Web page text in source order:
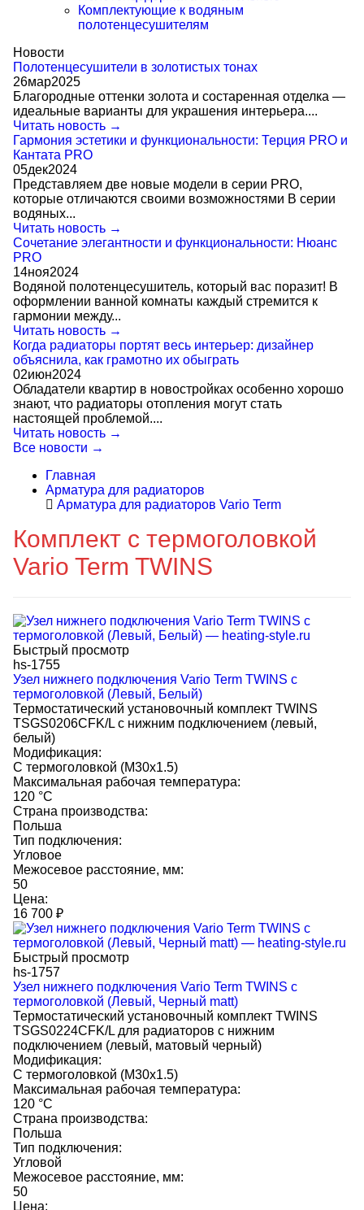
Комплектующие к водяным
полотенцесушителям
Новости
Полотенцесушители в золотистых тонах
26мар2025
Благородные оттенки золота и состаренная отделка —
идеальные варианты для украшения интерьера....
Читать новость →
Гармония эстетики и функциональности: Терция PRO и
Кантата PRO
05дек2024
Представляем две новые модели в серии PRO,
которые отличаются своими возможностями В серии
водяных...
Читать новость →
Сочетание элегантности и функциональности: Нюанс
PRO
14ноя2024
Водяной полотенцесушитель, который вас поразит! В
оформлении ванной комнаты каждый стремится к
гармонии между...
Читать новость →
Когда радиаторы портят весь интерьер: дизайнер
объяснила, как грамотно их обыграть
02июн2024
Обладатели квартир в новостройках особенно хорошо
знают, что радиаторы отопления могут стать
настоящей проблемой....
Читать новость →
Все новости →
Главная
Арматура для радиаторов
Арматура для радиаторов Vario Term
Комплект с термоголовкой
Vario Term TWINS
Быстрый просмотр
hs-1755
Узел нижнего подключения Vario Term TWINS с
термоголовкой (Левый, Белый)
Термостатический установочный комплект TWINS
TSGS0206CFK/L с нижним подключением (левый,
белый)
Модификация:
С термоголовкой (M30x1.5)
Максимальная рабочая температура:
120 °C
Страна производства:
Польша
Тип подключения:
Угловое
Межосевое расстояние, мм:
50
Цена:
16 700 ₽
Быстрый просмотр
hs-1757
Узел нижнего подключения Vario Term TWINS с
термоголовкой (Левый, Черный matt)
Термостатический установочный комплект TWINS
TSGS0224CFK/L для радиаторов с нижним
подключением (левый, матовый черный)
Модификация:
С термоголовкой (M30x1.5)
Максимальная рабочая температура:
120 °C
Страна производства:
Польша
Тип подключения:
Угловой
Межосевое расстояние, мм:
50
Цена: